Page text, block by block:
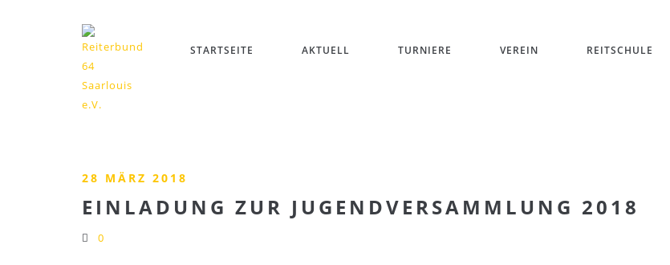
STARTSEITE AKTUELL TURNIERE VEREIN REITSCHULE
28 MÄRZ 2018
EINLADUNG ZUR JUGENDVERSAMMLUNG 2018
0